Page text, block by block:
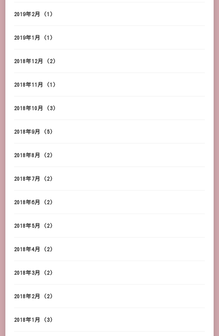
2019年2月 (1)
2019年1月 (1)
2018年12月 (2)
2018年11月 (1)
2018年10月 (3)
2018年9月 (5)
2018年8月 (2)
2018年7月 (2)
2018年6月 (2)
2018年5月 (2)
2018年4月 (2)
2018年3月 (2)
2018年2月 (2)
2018年1月 (3)